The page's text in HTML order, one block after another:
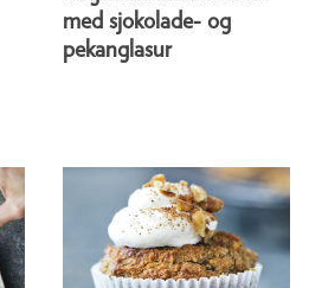
med sjokolade- og
pekanglasur